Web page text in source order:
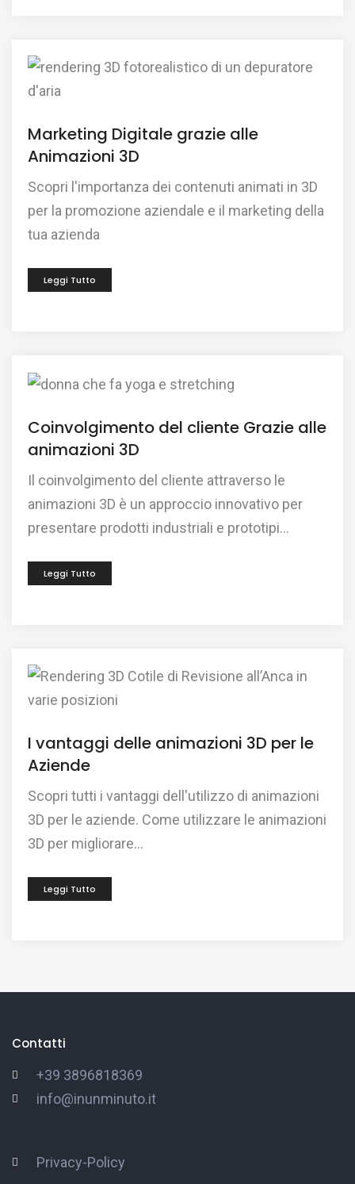
Marketing Digitale grazie alle
Animazioni 3D
Scopri l'importanza dei contenuti animati in 3D
per la promozione aziendale e il marketing della
tua azienda
Leggi Tutto
Coinvolgimento del cliente Grazie alle
animazioni 3D
Il coinvolgimento del cliente attraverso le
animazioni 3D è un approccio innovativo per
presentare prodotti industriali e prototipi...
Leggi Tutto
I vantaggi delle animazioni 3D per le
Aziende
Scopri tutti i vantaggi dell'utilizzo di animazioni
3D per le aziende. Come utilizzare le animazioni
3D per migliorare...
Leggi Tutto
Contatti
+39 3896818369
info@inunminuto.it
Privacy-Policy